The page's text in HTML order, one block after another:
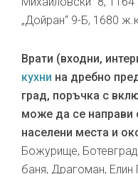
„Дойран“ 9-Б, 1680
Врати (входни,
кухни на дребно
град, поръчка с
може да се направи
населени места и
Божурище,
баня, Драгоман, Елин